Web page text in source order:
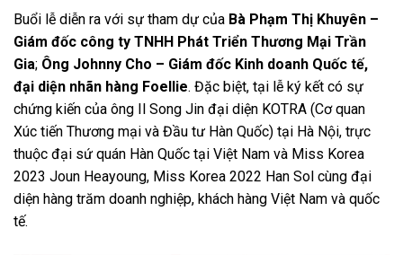
Buổi lễ diễn ra với sự tham dự của Bà Phạm Thị Khuyên –
Giám đốc công ty TNHH Phát Triển Thương Mại Trần
Gia; Ông Johnny Cho – Giám đốc Kinh doanh Quốc tế,
đại diện nhãn hàng Foellie. Đặc biệt, tại lễ ký kết có sự
chứng kiến của ông Il Song Jin đại diện KOTRA (Cơ quan
Xúc tiến Thương mại và Đầu tư Hàn Quốc) tại Hà Nội, trực
thuộc đại sứ quán Hàn Quốc tại Việt Nam và Miss Korea
2023 Joun Heayoung, Miss Korea 2022 Han Sol cùng đại
diện hàng trăm doanh nghiệp, khách hàng Việt Nam và quốc
tế.